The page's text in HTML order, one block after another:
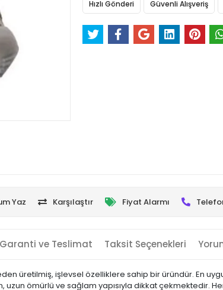
Hızlı Gönderi Güvenli Alışveriş
Yaz Karşılaştır Fiyat Alarmı
Garanti ve Teslimat Taksit Seçenekleri
üretilmiş, işlevsel özelliklere sahip bir üründür. En
ömürlü ve sağlam yapısıyla dikkat çekmektedir.